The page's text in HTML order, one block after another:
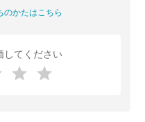
のかたはこちら
してください